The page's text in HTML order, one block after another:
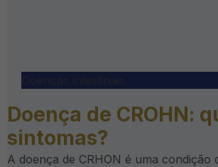
Doença de CROHN:
sintomas?
A doença de CRHON é uma condição